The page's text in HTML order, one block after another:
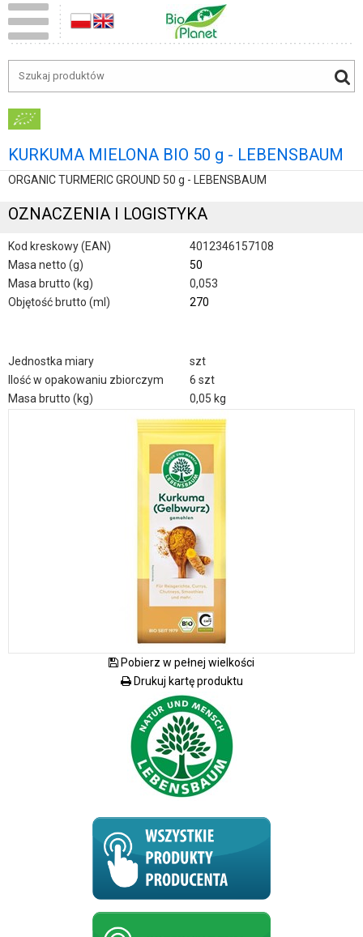
KURKUMA MIELONA BIO 50 g - LEBENSBAUM
ORGANIC TURMERIC GROUND 50 g - LEBENSBAUM
OZNACZENIA I LOGISTYKA
Kod kreskowy (EAN)
4012346157108
Masa netto (g)
50
Masa brutto (kg)
0,053
Objętość brutto (ml)
270
Jednostka miary
szt
Ilość w opakowaniu zbiorczym
6 szt
Masa brutto (kg)
0,05 kg
Pobierz w pełnej wielkości
Drukuj kartę produktu